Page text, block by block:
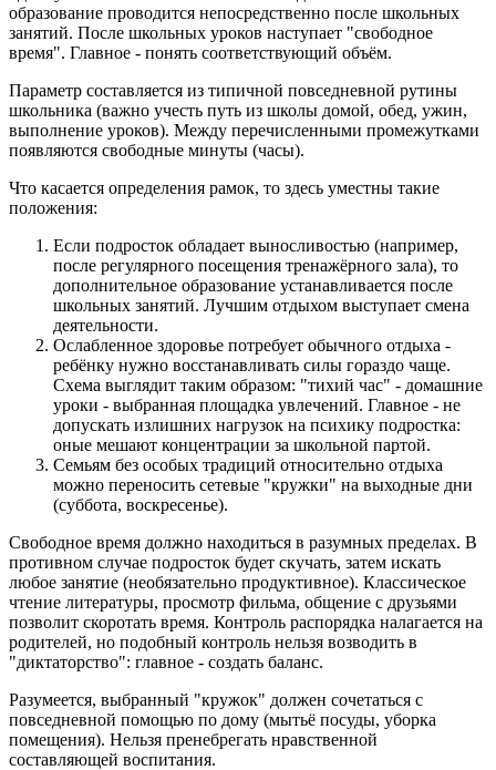
образование проводится непосредственно после школьных
занятий. После школьных уроков наступает "свободное
время". Главное - понять соответствующий объём.
Параметр составляется из типичной повседневной рутины
школьника (важно учесть путь из школы домой, обед, ужин,
выполнение уроков). Между перечисленными промежутками
появляются свободные минуты (часы).
Что касается определения рамок, то здесь уместны такие
положения:
Если подросток обладает выносливостью (например,
после регулярного посещения тренажёрного зала), то
дополнительное образование устанавливается после
школьных занятий. Лучшим отдыхом выступает смена
деятельности.
Ослабленное здоровье потребует обычного отдыха -
ребёнку нужно восстанавливать силы гораздо чаще.
Схема выглядит таким образом: "тихий час" - домашние
уроки - выбранная площадка увлечений. Главное - не
допускать излишних нагрузок на психику подростка:
оные мешают концентрации за школьной партой.
Семьям без особых традиций относительно отдыха
можно переносить сетевые "кружки" на выходные дни
(суббота, воскресенье).
Свободное время должно находиться в разумных пределах. В
противном случае подросток будет скучать, затем искать
любое занятие (необязательно продуктивное). Классическое
чтение литературы, просмотр фильма, общение с друзьями
позволит скоротать время. Контроль распорядка налагается на
родителей, но подобный контроль нельзя возводить в
"диктаторство": главное - создать баланс.
Разумеется, выбранный "кружок" должен сочетаться с
повседневной помощью по дому (мытьё посуды, уборка
помещения). Нельзя пренебрегать нравственной
составляющей воспитания.